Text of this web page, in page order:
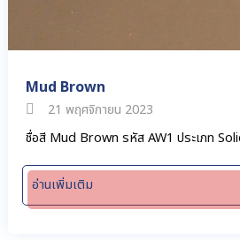
Mud Brown
21 พฤศจิกายน 2023
ชื่อสี Mud Brown รหัส AW1 ประเภท
อ่านเพิ่มเติม